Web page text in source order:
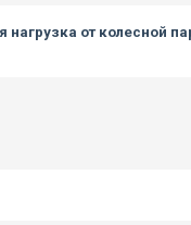
нагрузка от колесной